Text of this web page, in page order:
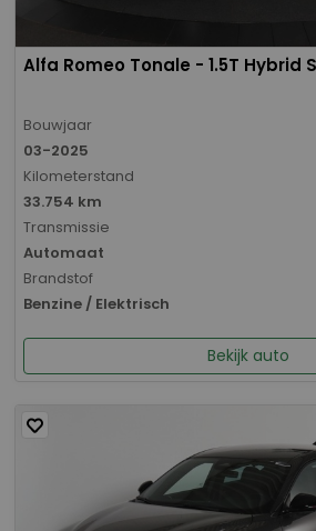
Alfa Romeo Tonale - 1.5T Hybrid
Bouwjaar
03-2025
Kilometerstand
33.754 km
Transmissie
Automaat
Brandstof
Benzine / Elektrisch
Bekijk auto